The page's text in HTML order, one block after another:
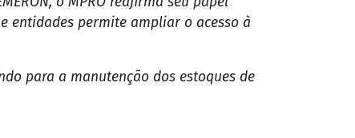
entidades permite ampliar o acesso à
para a manutenção dos estoques de